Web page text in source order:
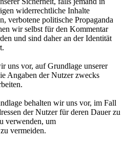
widerrechtliche Inhalte
verbotene politische Propaganda
wir selbst für den Kommentar
und sind daher an der Identität
uns vor, auf Grundlage unserer
Angaben der Nutzer zwecks
behalten wir uns vor, im Fall
der Nutzer für deren Dauer zu
verwenden, um
vermeiden.